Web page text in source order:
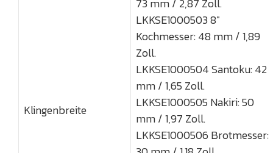
Klingenbreite
LKKSE1000503 8"
Kochmesser: 48 mm / 1,89
Zoll.
LKKSE1000504 Santoku: 42
mm / 1,65 Zoll.
LKKSE1000505 Nakiri: 50
mm / 1,97 Zoll.
LKKSE1000506 Brotmesser: